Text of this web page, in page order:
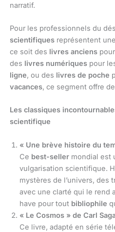
narratif.
Pour les professionnels du
scientifiques représentent
ce soit des livres anciens
des livres numériques pour
ligne, ou des livres de poche
vacances, ce segment offre
Les classiques
scientifique
« Une brève histoire du
Ce best-seller mondial est
vulgarisation scientifique.
mystères de l’univers, des
avec une clarté qui le rend
have pour tout bibliophile
« Le Cosmos » de Carl
Ce livre, adapté en série